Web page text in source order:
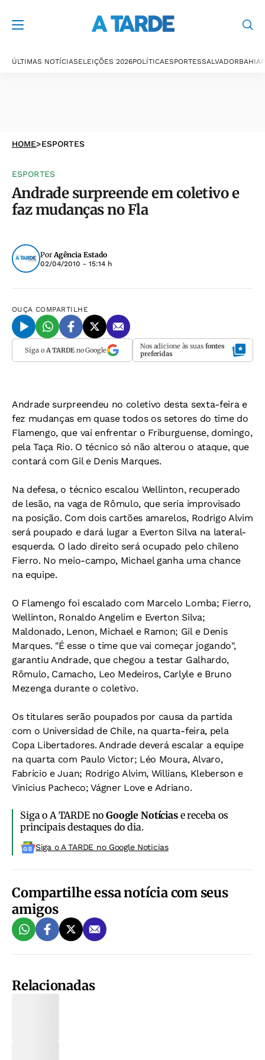
ÚLTIMAS NOTÍCIASELEIÇÕES 2026POLÍTICAESPORTESSALVADORBAHIA
HOME>ESPORTES
ESPORTES
Andrade surpreende em coletivo e
faz mudanças no Fla
PorAgência Estado
02/04/2010 - 15:14 h
OUÇA COMPARTILHE
Siga o A TARDEno Google Nos adicione às suas fontes
preferidas
Andrade surpreendeu no coletivo desta sexta-feira e
fez mudanças em quase todos os setores do time do
Flamengo, que vai enfrentar o Friburguense, domingo,
pela Taça Rio. O técnico só não alterou o ataque, que
contará com Gil e Denis Marques.
Na defesa, o técnico escalou Wellinton, recuperado
de lesão, na vaga de Rômulo, que seria improvisado
na posição. Com dois cartões amarelos, Rodrigo Alvim
será poupado e dará lugar a Everton Silva na lateral-
esquerda. O lado direito será ocupado pelo chileno
Fierro. No meio-campo, Michael ganha uma chance
na equipe.
O Flamengo foi escalado com Marcelo Lomba; Fierro,
Wellinton, Ronaldo Angelim e Everton Silva;
Maldonado, Lenon, Michael e Ramon; Gil e Denis
Marques. "É esse o time que vai começar jogando",
garantiu Andrade, que chegou a testar Galhardo,
Rômulo, Camacho, Leo Medeiros, Carlyle e Bruno
Mezenga durante o coletivo.
Os titulares serão poupados por causa da partida
com o Universidad de Chile, na quarta-feira, pela
Copa Libertadores. Andrade deverá escalar a equipe
na quarta com Paulo Victor; Léo Moura, Alvaro,
Fabrício e Juan; Rodrigo Alvim, Willians, Kleberson e
Vinicius Pacheco; Vágner Love e Adriano.
Siga o A TARDE noGoogle Notíciase receba os
principais destaques do dia.
Siga o A TARDE no Google Noticias
Compartilhe essa notícia com seus
amigos
Relacionadas